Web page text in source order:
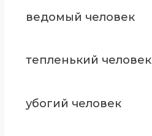
ведомый человек
тепленький человек
убогий человек